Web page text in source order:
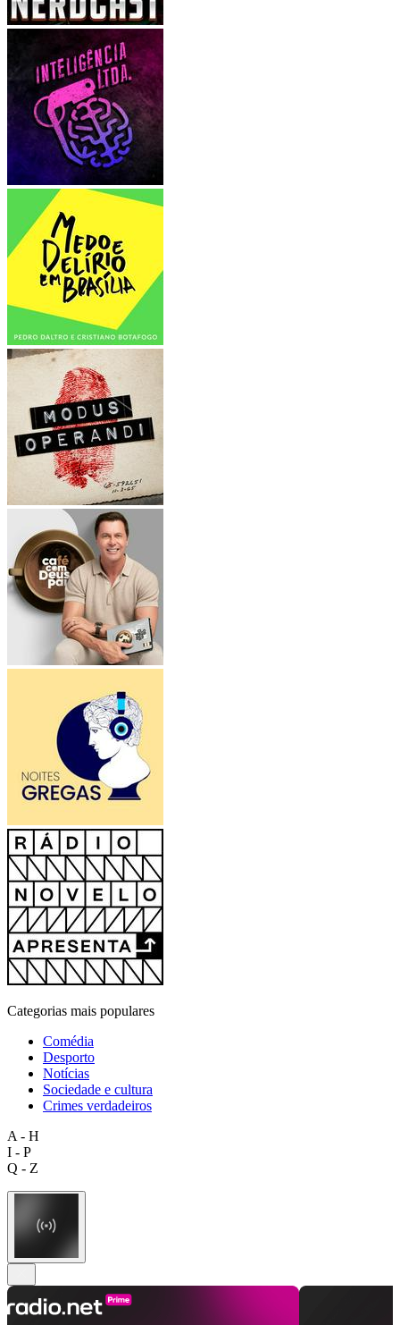
Categorias mais populares
Comédia
Desporto
Notícias
Sociedade e cultura
Crimes verdadeiros
A - H
I - P
Q - Z